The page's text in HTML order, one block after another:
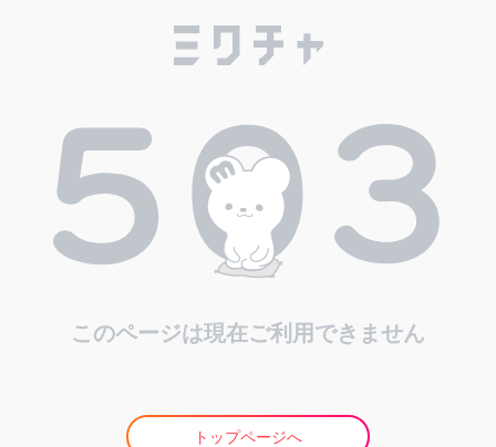
このページは現在ご利用できません